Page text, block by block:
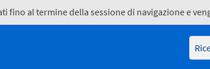
al termine della sessione di navigazione e
Ricerca